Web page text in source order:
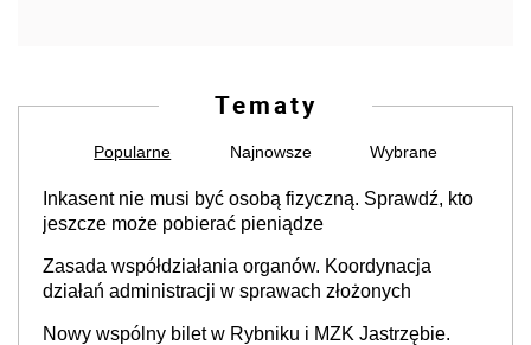
Tematy
Popularne Najnowsze Wybrane
Inkasent nie musi być osobą fizyczną. Sprawdź, kto
jeszcze może pobierać pieniądze
Zasada współdziałania organów. Koordynacja
działań administracji w sprawach złożonych
Nowy wspólny bilet w Rybniku i MZK Jastrzębie.